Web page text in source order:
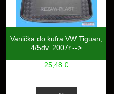
Vanička do kufra VW Tiguan,
4/5dv. 2007r.-->
25,48 €